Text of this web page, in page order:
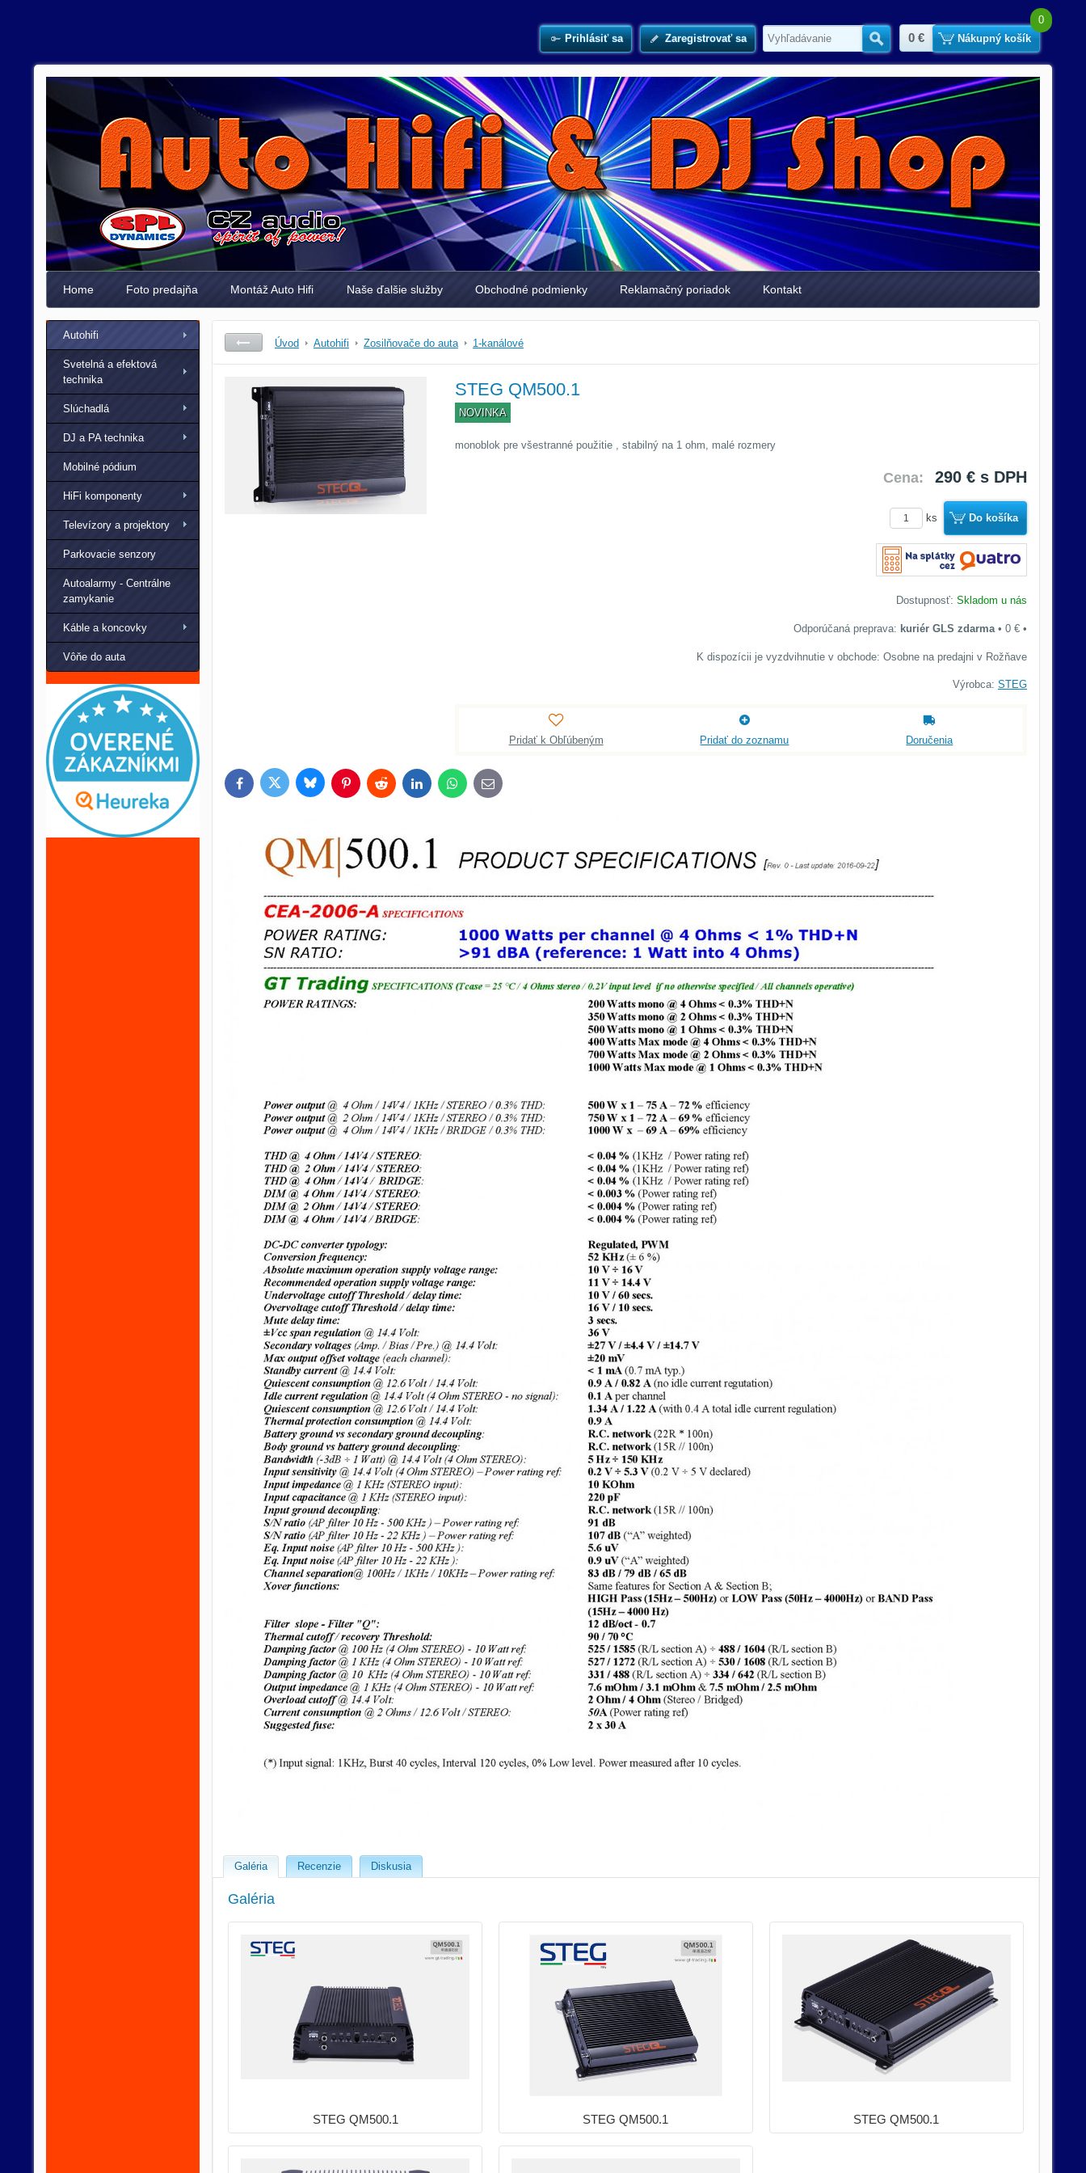
Prihlásiť sa Zaregistrovať sa Hľadať
0 €
0
Nákupný košík
Home Foto predajňa Montáž Auto Hifi Naše ďalšie služby Obchodné podmienky Reklamačný poriadok Kontakt
Úvod Autohifi Zosilňovače do auta 1-kanálové
STEG QM500.1
NOVINKA
monoblok pre všestranné použitie , stabilný na 1 ohm, malé rozmery
Cena: 290 € s DPH
ks Do košíka
Dostupnosť: Skladom u nás
kuriér GLS zdarma• 0 € •
Osobne na predajni v Rožňave
Výrobca: STEG
Pridať k Obľúbeným Pridať do zoznamu Doručenia
FacebookTwitter BlueskyPinterestReddit LinkedInWhatsApp
E-
mail
Galéria Recenzie Diskusia
Galéria
STEG QM500.1 STEG QM500.1 STEG QM500.1
Autohifi
Svetelná a efektová
technika
Slúchadlá
DJ a PA technika
Mobilné pódium
HiFi komponenty
Televízory a projektory
Parkovacie senzory
Autoalarmy - Centrálne
zamykanie
Káble a koncovky
Vôňe do auta